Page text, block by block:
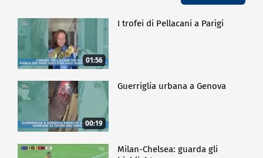
01:56
I trofei di Pellacani a Parigi
00:19
Guerriglia urbana a Genova
Milan-Chelsea: guarda gli